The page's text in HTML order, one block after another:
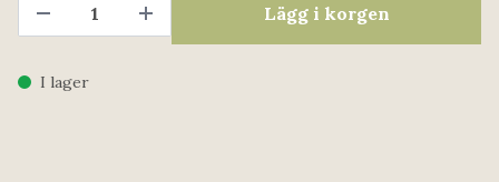
Lägg i korgen
I lager